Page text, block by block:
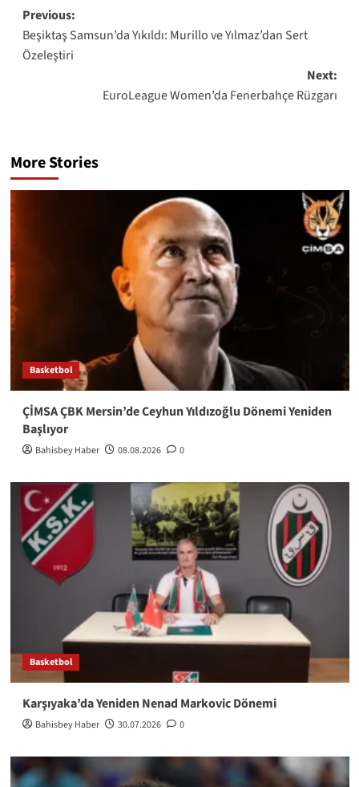
Post
navigation
Previous:
Beşiktaş Samsun’da Yıkıldı: Murillo ve Yılmaz’dan Sert
Özeleştiri
Next:
EuroLeague Women’da Fenerbahçe Rüzgarı
More Stories
Basketbol
ÇİMSA ÇBK Mersin’de Ceyhun Yıldızoğlu Dönemi Yeniden
Başlıyor
Bahisbey Haber 08.08.2026 0
Basketbol
Karşıyaka’da Yeniden Nenad Markovic Dönemi
Bahisbey Haber 30.07.2026 0